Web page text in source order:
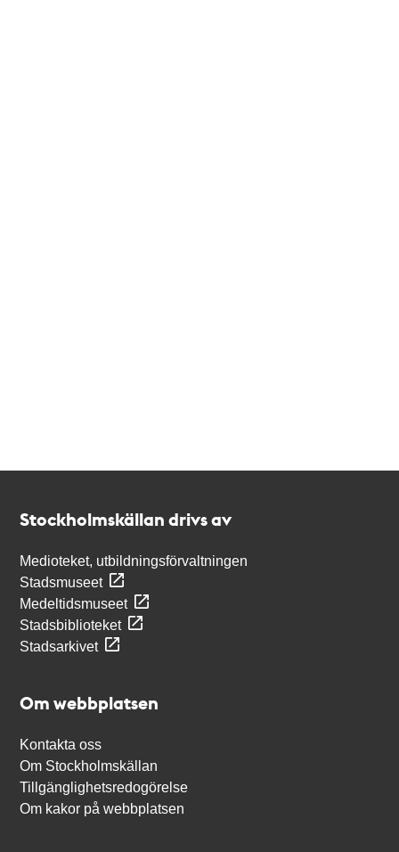
Stockholmskällan drivs av
Medioteket, utbildningsförvaltningen
Stadsmuseet
Medeltidsmuseet
Stadsbiblioteket
Stadsarkivet
Om webbplatsen
Kontakta oss
Om Stockholmskällan
Tillgänglighetsredogörelse
Om kakor på webbplatsen